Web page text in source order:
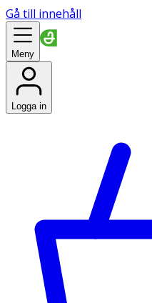
Gå till innehåll
Meny
Logga in